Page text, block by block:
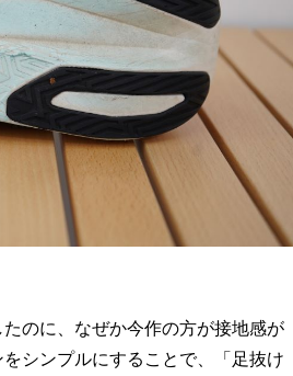
のに、なぜか今作の方が接地感が
シンプルにすることで、「足抜け